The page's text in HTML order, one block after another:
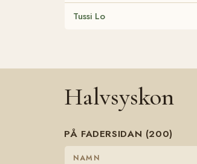
Tussi Lo
Halvsyskon
PÅ FADERSIDAN (200)
NAMN